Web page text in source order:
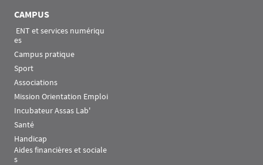
CAMPUS
es
Campus pratique
Sport
Associations
Mission Orientation Emploi
Incubateur Assas Lab'
Santé
Handicap
Aides financières et sociale
s